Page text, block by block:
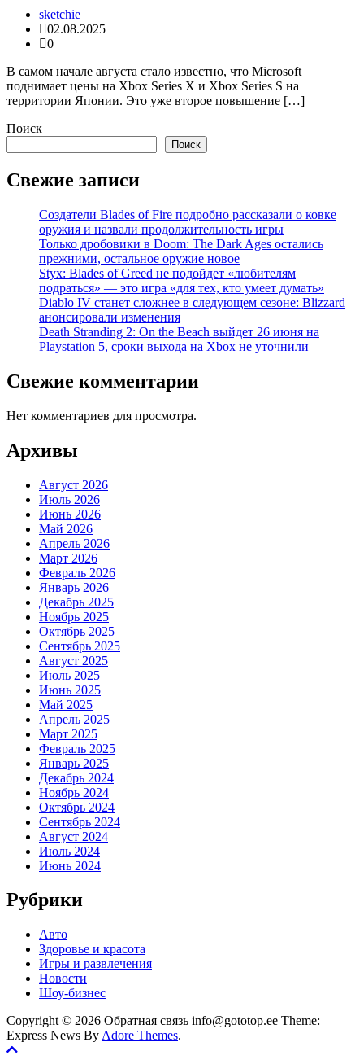
sketchie
02.08.2025
0
В самом начале августа стало известно, что Microsoft
поднимает цены на Xbox Series X и Xbox Series S на
территории Японии. Это уже второе повышение […]
Поиск
Поиск
Свежие записи
Создатели Blades of Fire подробно рассказали о ковке
оружия и назвали продолжительность игры
Только дробовики в Doom: The Dark Ages остались
прежними, остальное оружие новое
Styx: Blades of Greed не подойдет «любителям
подраться» — это игра «для тех, кто умеет думать»
Diablo IV станет сложнее в следующем сезоне: Blizzard
анонсировали изменения
Death Stranding 2: On the Beach выйдет 26 июня на
Playstation 5, сроки выхода на Xbox не уточнили
Свежие комментарии
Нет комментариев для просмотра.
Архивы
Август 2026
Июль 2026
Июнь 2026
Май 2026
Апрель 2026
Март 2026
Февраль 2026
Январь 2026
Декабрь 2025
Ноябрь 2025
Октябрь 2025
Сентябрь 2025
Август 2025
Июль 2025
Июнь 2025
Май 2025
Апрель 2025
Март 2025
Февраль 2025
Январь 2025
Декабрь 2024
Ноябрь 2024
Октябрь 2024
Сентябрь 2024
Август 2024
Июль 2024
Июнь 2024
Рубрики
Авто
Здоровье и красота
Игры и развлечения
Новости
Шоу-бизнес
Copyright © 2026 Обратная связь info@gototop.ee Theme:
Express News By Adore Themes.